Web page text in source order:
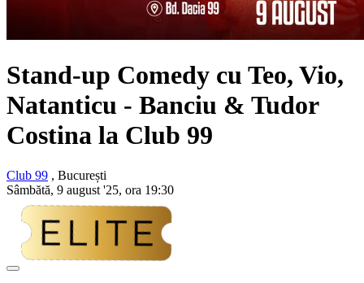
Stand-up Comedy cu Teo, Vio,
Natanticu - Banciu & Tudor
Costina la Club 99
Club 99 , București
Sâmbătă, 9 august '25, ora 19:30
Adaugă